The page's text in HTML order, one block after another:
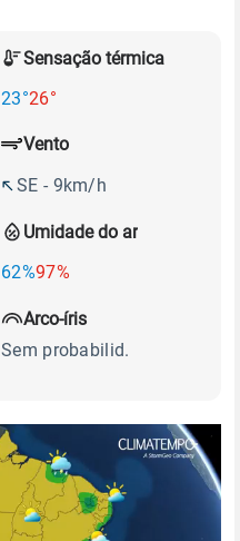
Sensação térmica
23°26°
Umidade do ar
62%97%
Vento
SE - 9km/h
Arco-íris
Sem probabilid.